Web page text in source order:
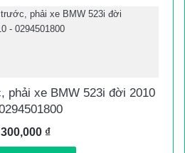
phải xe BMW 523i đời 2010
300,000 ₫